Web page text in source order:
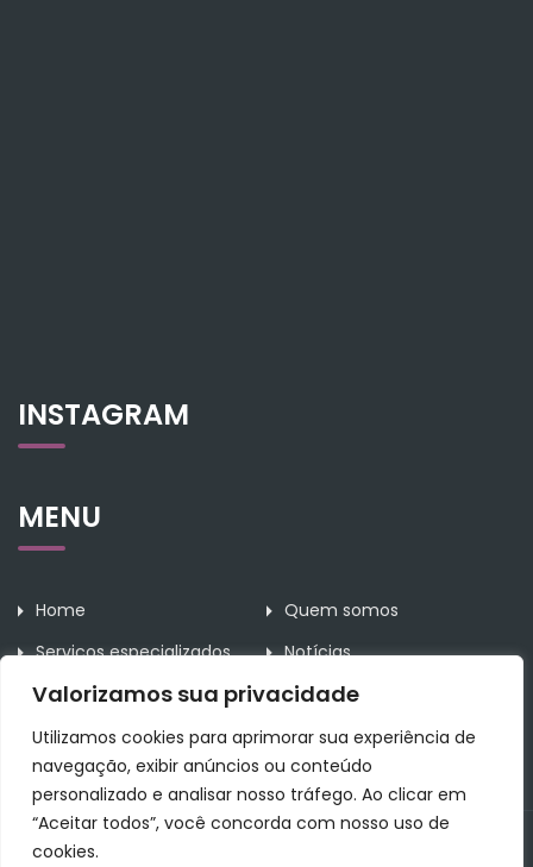
Valorizamos sua privacidade
Utilizamos cookies para aprimorar sua experiência de
navegação, exibir anúncios ou conteúdo
personalizado e analisar nosso tráfego. Ao clicar em
“Aceitar todos”, você concorda com nosso uso de
cookies.
INSTAGRAM
MENU
Home
Quem somos
Serviços especializados
Notícias
Contato
All Rights Reserved Rodrigues da Rosa Assessoria Contábil.